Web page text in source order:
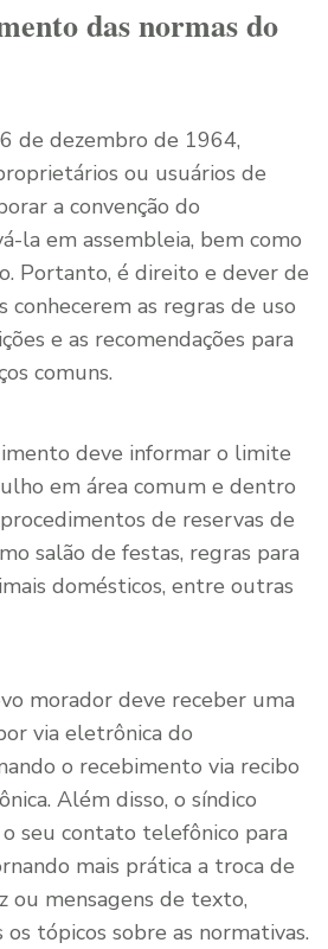
das normas do
de dezembro de 1964,
ou usuários de
a convenção do
la em assembleia, bem como
Portanto, é direito e dever de
conhecerem as regras de uso
e as recomendações para
comuns.
deve informar o limite
em área comum e dentro
de reservas de
salão de festas, regras para
domésticos, entre outras
morador deve receber uma
via eletrônica do
o recebimento via recibo
Além disso, o síndico
seu contato telefônico para
mais prática a troca de
ou mensagens de texto,
tópicos sobre as normativas.